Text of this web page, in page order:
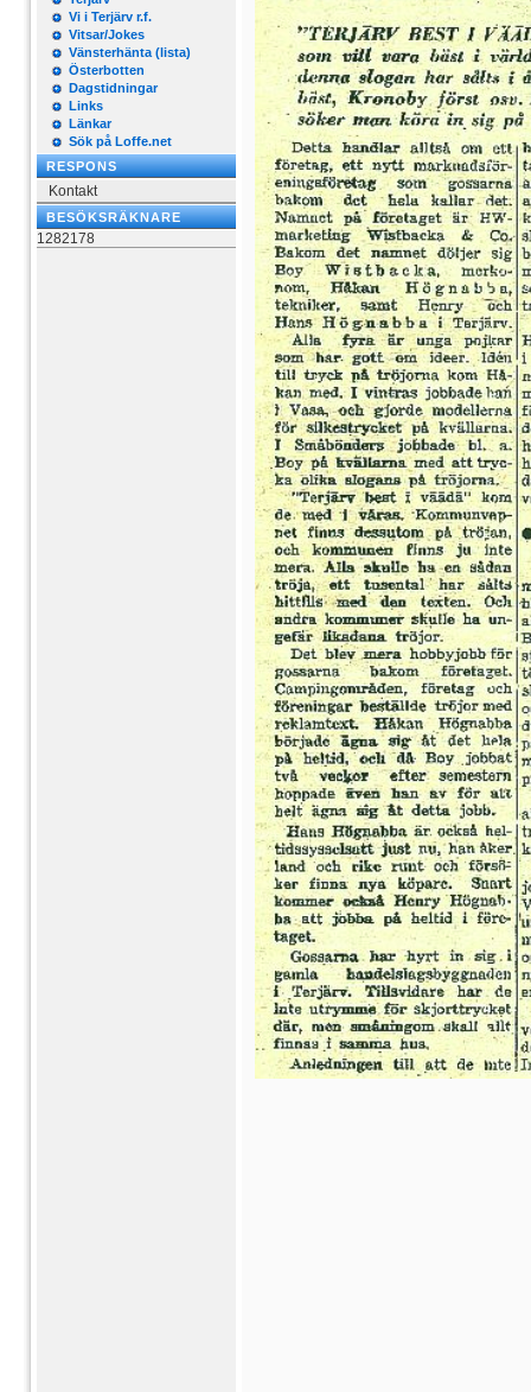
Vi i Terjärv r.f.
Vitsar/Jokes
Vänsterhänta (lista)
Österbotten
Dagstidningar
Links
Länkar
Sök på Loffe.net
RESPONS
Kontakt
BESÖKSRÄKNARE
1282178